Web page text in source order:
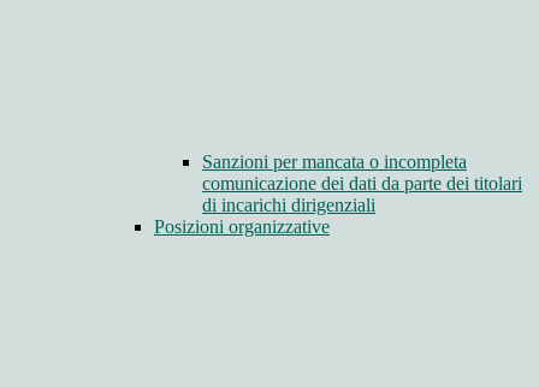
Sanzioni per mancata o incompleta
comunicazione dei dati da parte dei titolari
di incarichi dirigenziali
Posizioni organizzative